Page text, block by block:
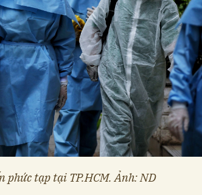
phức tạp tại TP.HCM. Ảnh: ND